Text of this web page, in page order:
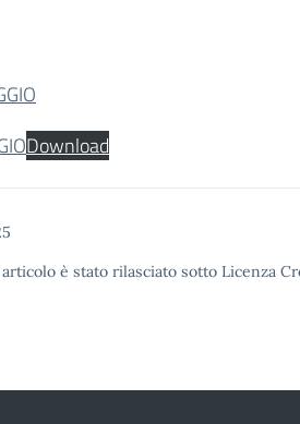
Download
è stato rilasciato sotto Licenza